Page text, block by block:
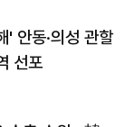
' 안동·의성 관할
선포